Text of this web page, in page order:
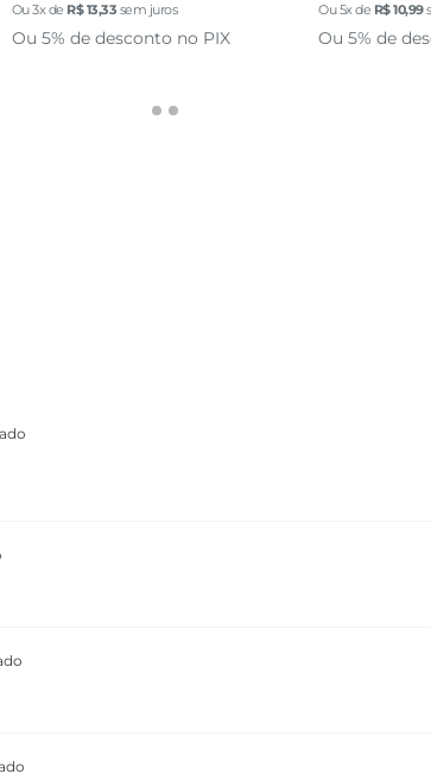
Ou3x de R$13,33 sem juros
Ou 5% de desconto no PIX
Ou5x de R$10,99
Ou 5% de